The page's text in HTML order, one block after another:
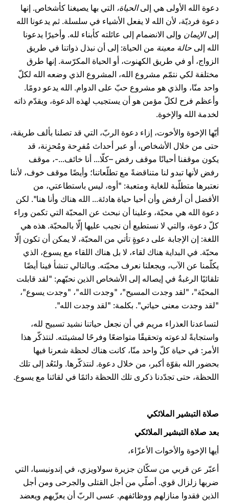
دعوة الله الأولى هي إلىالحياة، التي بها يصيغنا كأشخاص. إنها
دعوة فرديّة، لأن الله لا يفعل الأشياء في سلسلة. ثم يدعونا الله
إلىالإيمان وإلى الانضمام إلى عائلته كأبناء لله. وأخيرًا يدعونا
الله إلى حالة معينة من الحياة: إلى أن نبذل ذواتنا في طريق
الزواج، أو في طريق الكهنوت، أو الحياة المكرّسة. إنها طرق
مختلفة لكي نتمّم مشروع الله، المشروع الذي وضعه الله لكلّ
واحد منّا، والذي هو مشروع حبّ على الدوام. الله يدعو دومًا.
وأعظم فرح لكلّ مؤمن هو أن يستجيب لهذه الدعوة، ويقدّم ذاته
لخدمة الله والإخوة.
أيّها الإخوة والأخوت، إزاء دعوة الربّ، التي قد تصلنا بألف طريقة،
حتى من خلال الأشخاص، أو عبر أحداث مُفرِحة ومُحزِنة، قد
يكون موقفنا أحيانًا موقف رفض –كلّا... أنا خائف...-، موقف
رفض لأنها تبدو لنا متناقضةً مع تطلّعاتنا؛ وأيضًا موقف خوف، لأننا
نعتبرها متطلّبة للغاية ومتعبة: "أوه، ليس باستطاعتي، من
الأفضل أن أرفض وأن أحيا حياة هادئة... الله هناك وأنا هنا". لكن
دعوة الله هي محبّة، وعلينا أن نبحث عن المحبّة التي تكمن وراء
كلّ دعوة، والتي لا نستطيع أن نجيب عليها إلّا بالمحبّة. هذه هي
اللغة: إن الإجابة على دعوةٍ تأتي من المحبّة، لا يمكن أن تكون إلّا
محبّة. في البداية هناك لقاء، لا بل هناك اللقاء مع يسوع، الذي
يكلّمنا عن الآب، ويجعلنا نعرف محبّته. وبالتالي تنشأ فينا أيضًا
تلقائيًا الرغبةُ في إيصاله إلى الأشخاص الذين نحبّهم: "لقد قابلت
المحبّة"، "لقد وجدت المسيح"، "وجدت الله"، "وجدت يسوع"،
"لقد وجدت معنى حياتي". بكلمة: "لقد وجدت الله".
لتساعدنا العذراء مريم في أن نجعل حياتنا نشيد تسبيح لله،
واستجابةً لدعوته وتحقيقًا متواضعًا وفرحًا لمشيئته. لنتذكّر هذا
الأمر: في حياة كلّ واحد منّا، كانت هناك لحظة شعرنا فيها
بحضور الله بقوّة أكبر، من خلال دعوة. لنتذكّرها. ولنَعُد إلى تلك
اللحظة، حتى تجدّدنا ذكرى تلك اللحظة دائمًا في لقائنا مع يسوع.
صلاة التبشير الملائكي
بعد صلاة التبشير الملائكي
أيها الإخوة والأخوات الأعزّاء،
أعبّر عن قربي من سكّان جزيرة سولاويزي، في إندونيسيا، التي
ضربها زلزال قوي. أصلّي من أجل القتلى والجرحى ومن أجل
الذين فقدوا منازلهم ووظائفهم. عسى الربّ أن يعزّيهم ويعضد